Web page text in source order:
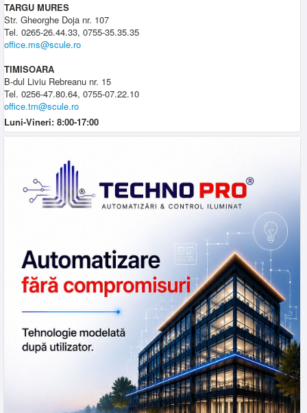
TARGU MURES
Str. Gheorghe Doja nr. 107
Tel. 0265-26.44.33, 0755-35.35.35
office.ms@scule.ro
TIMISOARA
B-dul Liviu Rebreanu nr. 15
Tel. 0256-47.80.64, 0755-07.22.10
office.tm@scule.ro
Luni-Vineri: 8:00-17:00